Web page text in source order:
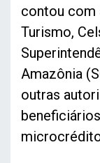
contou com
Turismo,
Amazônia
outras